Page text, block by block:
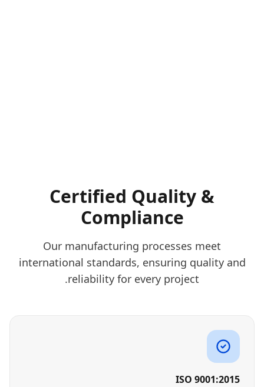
Certified Quality &
Compliance
Our manufacturing processes meet
international standards, ensuring quality and
reliability for every project.
ISO 9001:2015